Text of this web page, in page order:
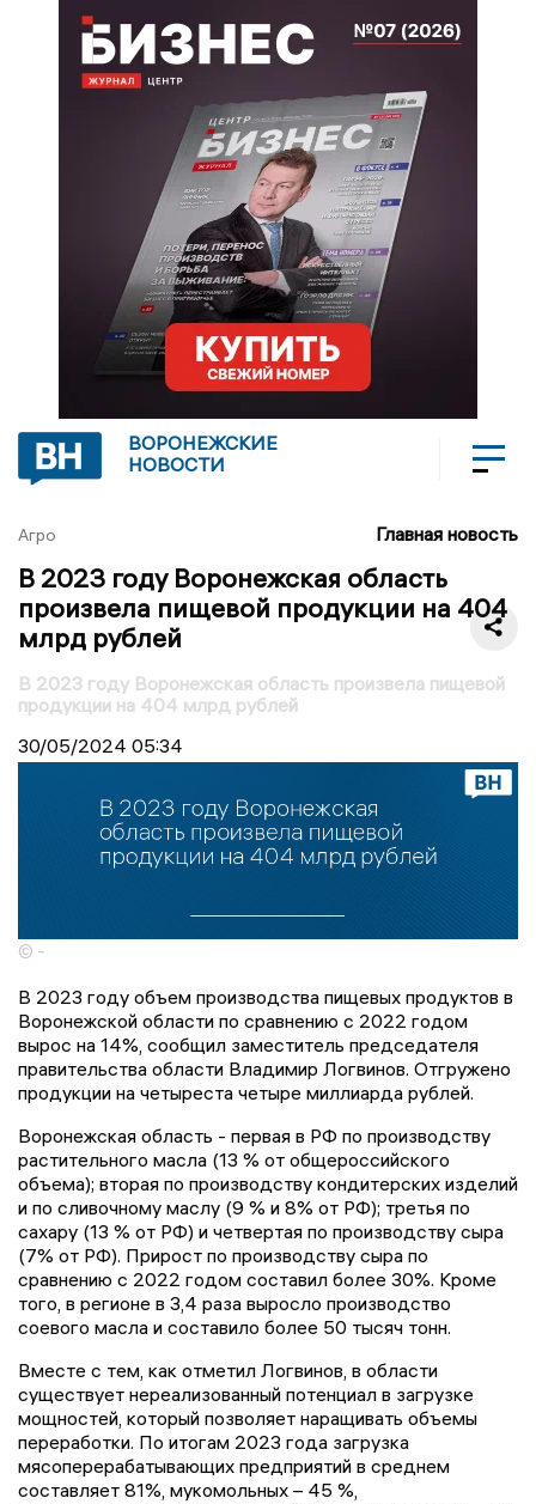
ВОРОНЕЖСКИЕ
НОВОСТИ
Агро Главная новость
В 2023 году Воронежская область
произвела пищевой продукции на 404
млрд рублей
В 2023 году Воронежская область произвела пищевой
продукции на 404 млрд рублей
30/05/2024 05:34
© -
В 2023 году объем производства пищевых продуктов в
Воронежской области по сравнению с 2022 годом
вырос на 14%, сообщил заместитель председателя
правительства области Владимир Логвинов. Отгружено
продукции на четыреста четыре миллиарда рублей.
Воронежская область - первая в РФ по производству
растительного масла (13 % от общероссийского
объема); вторая по производству кондитерских изделий
и по сливочному маслу (9 % и 8% от РФ); третья по
сахару (13 % от РФ) и четвертая по производству сыра
(7% от РФ). Прирост по производству сыра по
сравнению с 2022 годом составил более 30%. Кроме
того, в регионе в 3,4 раза выросло производство
соевого масла и составило более 50 тысяч тонн.
Вместе с тем, как отметил Логвинов, в области
существует нереализованный потенциал в загрузке
мощностей, который позволяет наращивать объемы
переработки. По итогам 2023 года загрузка
мясоперерабатывающих предприятий в среднем
составляет 81%, мукомольных – 45 %,